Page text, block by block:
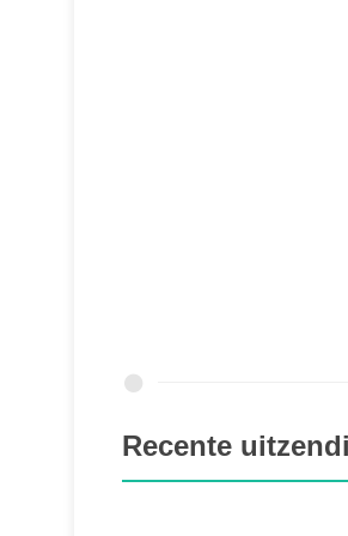
Recente